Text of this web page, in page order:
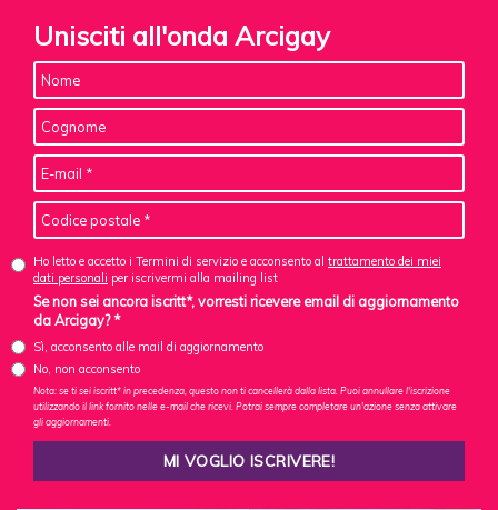
Unisciti all'onda Arcigay
Ho letto e accetto i Termini di servizio e acconsento al trattamento dei miei
dati personali per iscrivermi alla mailing list
Se non sei ancora iscritt*, vorresti ricevere email di aggiornamento
da Arcigay? *
Sì, acconsento alle mail di aggiornamento
No, non acconsento
Nota: se ti sei iscritt* in precedenza, questo non ti cancellerà dalla lista. Puoi annullare l'iscrizione
utilizzando il link fornito nelle e-mail che ricevi. Potrai sempre completare un'azione senza attivare
gli aggiornamenti.